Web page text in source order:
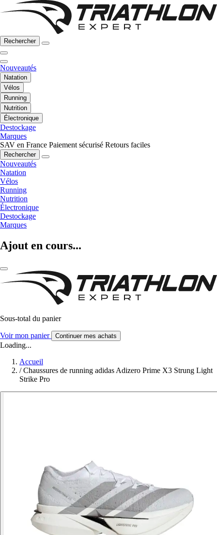
Rechercher
Nouveautés
Natation
Vélos
Running
Nutrition
Électronique
Destockage
Marques
SAV en France Paiement sécurisé Retours faciles
Rechercher
Nouveautés
Natation
Vélos
Running
Nutrition
Électronique
Destockage
Marques
Ajout en cours...
Sous-total du panier
Voir mon panier Continuer mes achats
Loading...
Accueil
/ Chaussures de running adidas Adizero Prime X3 Strung Light
Strike Pro